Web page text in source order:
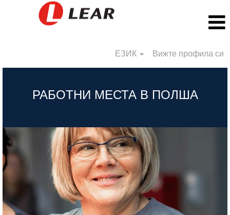
ЕЗИК Вижте профила си
РАБОТНИ МЕСТА В ПОЛША